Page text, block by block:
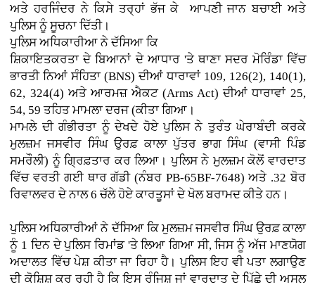
ਅਤੇ ਹਰਜਿੰਦਰ ਨੇ ਕਿਸੇ ਤਰ੍ਹਾਂ ਭੱਜ ਕੇ ਆਪਣੀ ਜਾਨ ਬਚਾਈ ਅਤੇ
ਪੁਲਿਸ ਨੂੰ ਸੂਚਨਾ ਦਿੱਤੀ।
ਪੁਲਿਸ ਅਧਿਕਾਰੀਆ ਨੇ ਦੱਸਿਆ ਕਿ
ਸ਼ਿਕਾਇਤਕਰਤਾ ਦੇ ਬਿਆਨਾਂ ਦੇ ਆਧਾਰ 'ਤੇ ਥਾਣਾ ਸਦਰ ਮੋਰਿੰਡਾ ਵਿੱਚ
ਭਾਰਤੀ ਨਿਆਂ ਸੰਹਿਤਾ (BNS) ਦੀਆਂ ਧਾਰਾਵਾਂ 109, 126(2), 140(1),
62, 324(4) ਅਤੇ ਆਰਮਜ਼ ਐਕਟ (Arms Act) ਦੀਆਂ ਧਾਰਾਵਾਂ 25,
54, 59 ਤਹਿਤ ਮਾਮਲਾ ਦਰਜ (ਕੀਤਾ ਗਿਆ।
ਮਾਮਲੇ ਦੀ ਗੰਭੀਰਤਾ ਨੂੰ ਦੇਖਦੇ ਹੋਏ ਪੁਲਿਸ ਨੇ ਤੁਰੰਤ ਘੇਰਾਬੰਦੀ ਕਰਕੇ
ਮੁਲਜ਼ਮ ਜਸਵੀਰ ਸਿੰਘ ਉਰਫ਼ ਕਾਲਾ ਪੁੱਤਰ ਭਾਗ ਸਿੰਘ (ਵਾਸੀ ਪਿੰਡ
ਸਮਰੌਲੀ) ਨੂੰ ਗ੍ਰਿਫ਼ਤਾਰ ਕਰ ਲਿਆ। ਪੁਲਿਸ ਨੇ ਮੁਲਜ਼ਮ ਕੋਲੋਂ ਵਾਰਦਾਤ
ਵਿੱਚ ਵਰਤੀ ਗਈ ਥਾਰ ਗੱਡੀ (ਨੰਬਰ PB-65BF-7648) ਅਤੇ .32 ਬੋਰ
ਰਿਵਾਲਵਰ ਦੇ ਨਾਲ 6 ਚੱਲੇ ਹੋਏ ਕਾਰਤੂਸਾਂ ਦੇ ਖੋਲ ਬਰਾਮਦ ਕੀਤੇ ਹਨ।
ਪੁਲਿਸ ਅਧਿਕਾਰੀਆਂ ਨੇ ਦੱਸਿਆ ਕਿ ਮੁਲਜ਼ਮ ਜਸਵੀਰ ਸਿੰਘ ਉਰਫ਼ ਕਾਲਾ
ਨੂੰ 1 ਦਿਨ ਦੇ ਪੁਲਿਸ ਰਿਮਾਂਡ 'ਤੇ ਲਿਆ ਗਿਆ ਸੀ, ਜਿਸ ਨੂੰ ਅੱਜ ਮਾਣਯੋਗ
ਅਦਾਲਤ ਵਿੱਚ ਪੇਸ਼ ਕੀਤਾ ਜਾ ਰਿਹਾ ਹੈ। ਪੁਲਿਸ ਇਹ ਵੀ ਪਤਾ ਲਗਾਉਣ
ਦੀ ਕੋਸ਼ਿਸ਼ ਕਰ ਰਹੀ ਹੈ ਕਿ ਇਸ ਰੰਜਿਸ਼ ਜਾਂ ਵਾਰਦਾਤ ਦੇ ਪਿੱਛੇ ਦੀ ਅਸਲ